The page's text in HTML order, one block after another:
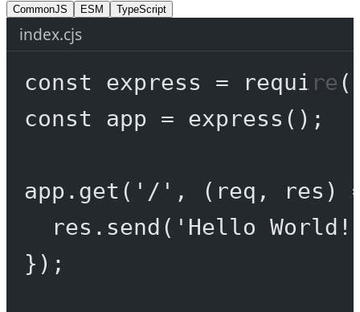
CommonJS ESM TypeScript
index.cjs
const express = require (
const
app = express ();
app. get ( '/' , ( req , res )
res. send ( 'Hello
});